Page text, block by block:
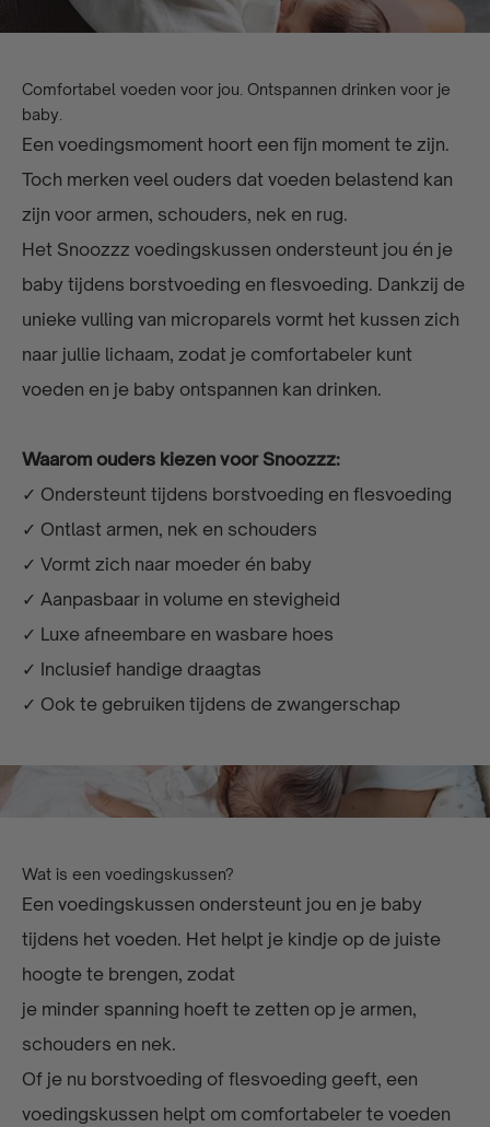
Comfortabel voeden voor jou. Ontspannen drinken voor je
baby.
Een voedingsmoment hoort een fijn moment te zijn.
Toch merken veel ouders dat voeden belastend kan
zijn voor armen, schouders, nek en rug.
Het Snoozzz voedingskussen ondersteunt jou én je
baby tijdens borstvoeding en flesvoeding. Dankzij de
unieke vulling van microparels vormt het kussen zich
naar jullie lichaam, zodat je comfortabeler kunt
voeden en je baby ontspannen kan drinken.
Waarom ouders kiezen voor Snoozzz:
✓ Ondersteunt tijdens borstvoeding en flesvoeding
✓ Ontlast armen, nek en schouders
✓ Vormt zich naar moeder én baby
✓ Aanpasbaar in volume en stevigheid
✓ Luxe afneembare en wasbare hoes
✓ Inclusief handige draagtas
✓ Ook te gebruiken tijdens de zwangerschap
Wat is een voedingskussen?
Een voedingskussen ondersteunt jou en je baby
tijdens het voeden. Het helpt je kindje op de juiste
hoogte te brengen, zodat
je minder spanning hoeft te zetten op je armen,
schouders en nek.
Of je nu borstvoeding of flesvoeding geeft, een
voedingskussen helpt om comfortabeler te voeden